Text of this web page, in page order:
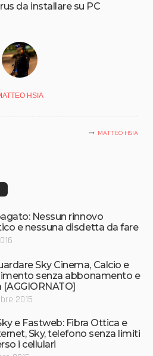
da installare su PC
HSIA
MATTEO HSIA
Nessun rinnovo
e nessuna disdetta da fare
Sky Cinema, Calcio e
senza abbonamento e
2015
e Fastweb: Fibra Ottica e
Sky, telefono senza limiti
i cellulari